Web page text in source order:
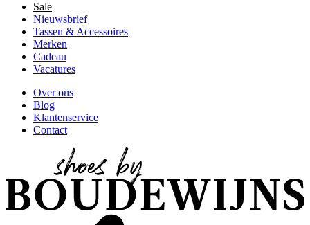
Sale
Nieuwsbrief
Tassen & Accessoires
Merken
Cadeau
Vacatures
Over ons
Blog
Klantenservice
Contact